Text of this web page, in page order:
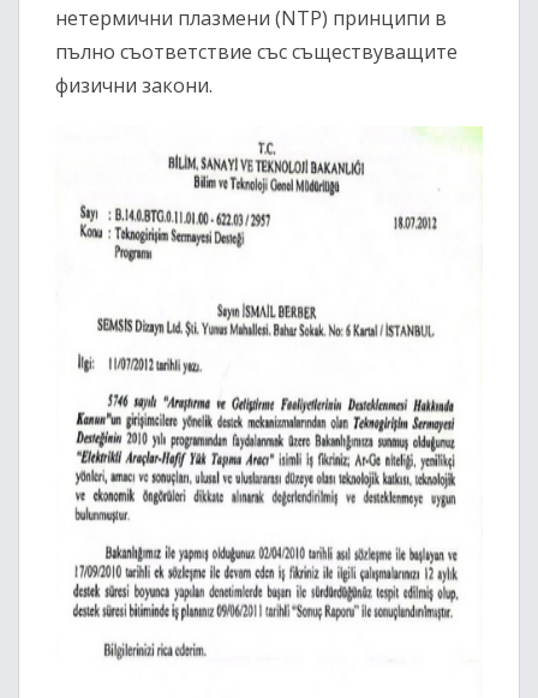
нетермични плазмени (NTP) принципи в
пълно съответствие със съществуващите
физични закони.